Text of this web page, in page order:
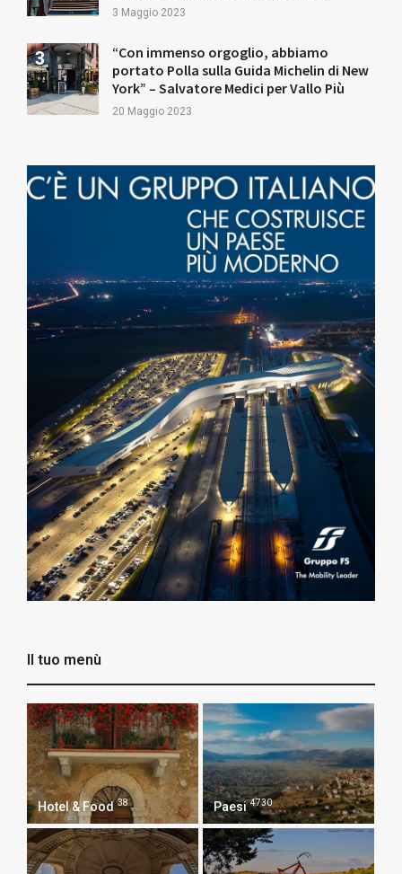
3 Maggio 2023
“Con immenso orgoglio, abbiamo
portato Polla sulla Guida Michelin di New
York” – Salvatore Medici per Vallo Più
20 Maggio 2023
Il tuo menù
Hotel & Food 38 Paesi 4730